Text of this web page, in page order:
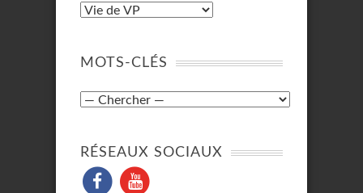
MOTS-CLÉS
RÉSEAUX SOCIAUX